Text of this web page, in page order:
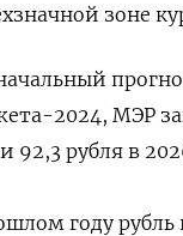
зоне
2024, МЭР
92,3 рубля в
году